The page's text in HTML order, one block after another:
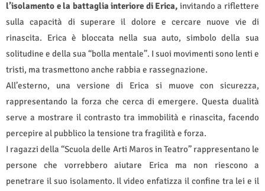
l’isolamento e la battaglia interiore di Erica, invitando a riflettere
sulla capacità di superare il dolore e cercare nuove vie di
rinascita. Erica è bloccata nella sua auto, simbolo della sua
solitudine e della sua “bolla mentale”. I suoi movimenti sono lenti e
tristi, ma trasmettono anche rabbia e rassegnazione.
All’esterno, una versione di Erica si muove con sicurezza,
rappresentando la forza che cerca di emergere. Questa dualità
serve a mostrare il contrasto tra immobilità e rinascita, facendo
percepire al pubblico la tensione tra fragilità e forza.
I ragazzi della “Scuola delle Arti Maros in Teatro” rappresentano le
persone che vorrebbero aiutare Erica ma non riescono a
penetrare il suo isolamento. Il video enfatizza il confine tra lei e il